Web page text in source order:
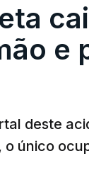
e
deste
o único